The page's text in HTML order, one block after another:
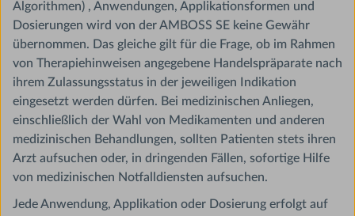
Algorithmen) , Anwendungen, Applikationsformen und
Dosierungen wird von der AMBOSS SE keine Gewähr
übernommen. Das gleiche gilt für die Frage, ob im Rahmen
von Therapiehinweisen angegebene Handelspräparate nach
ihrem Zulassungsstatus in der jeweiligen Indikation
eingesetzt werden dürfen. Bei medizinischen Anliegen,
einschließlich der Wahl von Medikamenten und anderen
medizinischen Behandlungen, sollten Patienten stets ihren
Arzt aufsuchen oder, in dringenden Fällen, sofortige Hilfe
von medizinischen Notfalldiensten aufsuchen.
Jede Anwendung, Applikation oder Dosierung erfolgt auf